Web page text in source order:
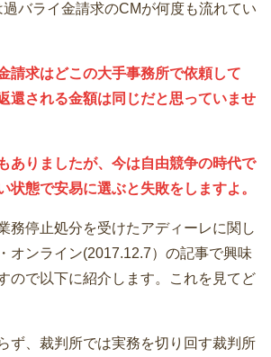
バライ金請求のCMが何度も流れてい
請求はどこの大手事務所で依頼して
還される金額は同じだと思っていませ
ありましたが、今は自由競争の時代で
状態で安易に選ぶと失敗をしますよ。
務停止処分を受けたアディーレに関し
オンライン(2017.12.7）の記事で興味
ので以下に紹介します。これを見てど
ず、裁判所では実務を切り回す裁判所